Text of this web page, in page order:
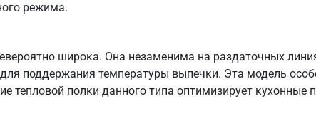
режима.
широка. Она незаменима на раздаточных
поддержания температуры выпечки. Эта модель
тепловой полки данного типа оптимизирует